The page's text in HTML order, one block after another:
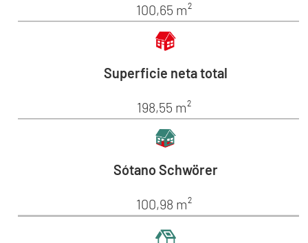
100,65 m²
Superficie neta total
198,55 m²
Sótano Schwörer
100,98 m²